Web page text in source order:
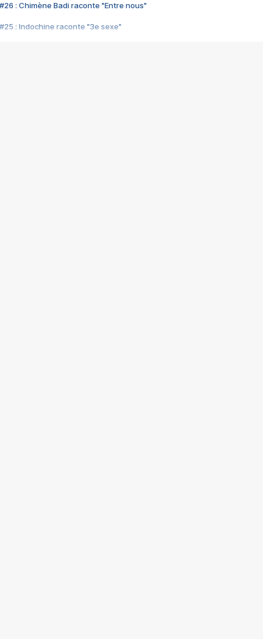
#26 : Chimène Badi raconte "Entre nous"
#25 : Indochine raconte "3e sexe"